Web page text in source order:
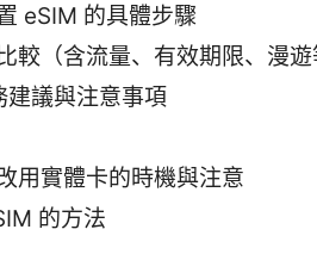
eSIM 的具體步驟
較（含流量、有效期限、漫遊
建議與注意事項
用實體卡的時機與注意
的方法